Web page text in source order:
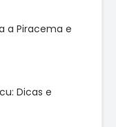
a Piracema e
Dicas e